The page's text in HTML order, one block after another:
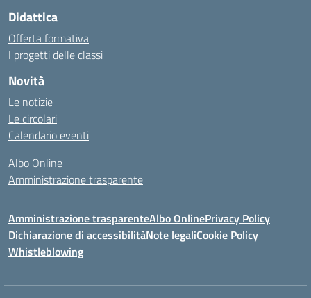
Didattica
Offerta formativa
I progetti delle classi
Novità
Le notizie
Le circolari
Calendario eventi
Albo Online
Amministrazione trasparente
Amministrazione trasparenteAlbo OnlinePrivacy Policy
Dichiarazione di accessibilitàNote legaliCookie Policy
Whistleblowing